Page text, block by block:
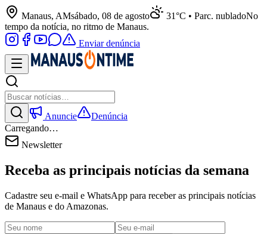
Manaus, AMsábado, 08 de agosto 31°C • Parc. nubladoNo
tempo da notícia, no ritmo de Manaus.
Enviar denúncia
Anuncie
Denúncia
Carregando…
Newsletter
Receba as principais notícias da semana
Cadastre seu e-mail e WhatsApp para receber as principais notícias
de Manaus e do Amazonas.